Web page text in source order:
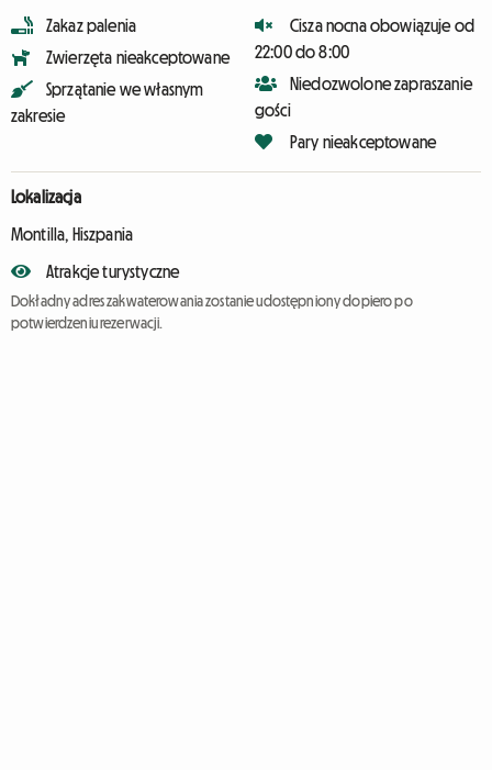
Zakaz palenia
Zwierzęta nieakceptowane
Sprzątanie we własnym
zakresie
Cisza nocna obowiązuje od
22:00 do 8:00
Niedozwolone zapraszanie
gości
Pary nieakceptowane
Lokalizacja
Montilla, Hiszpania
Atrakcje turystyczne
Dokładny adres zakwaterowania zostanie udostępniony dopiero po
potwierdzeniu rezerwacji.